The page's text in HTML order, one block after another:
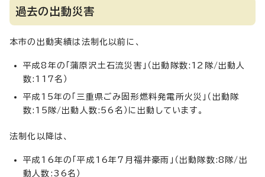
過去の出動災害
本市の出動実績は法制化以前に、
平成8年の「蒲原沢土石流災害」（出動隊数:12隊/出動人
数:117名）
平成15年の「三重県ごみ固形燃料発電所火災」（出動隊
数:15隊/出動人数:56名）に出動しています。
法制化以降は、
平成16年の「平成16年7月福井豪雨」（出動隊数:8隊/出
動人数:36名）